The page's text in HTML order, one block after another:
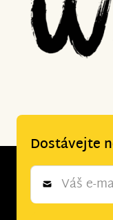
Dostávejte
Newsletter